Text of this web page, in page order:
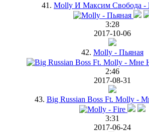
41. Molly И Максим Свобода -
3:28
2017-10-06
42. Molly - Пьяная
2:46
2017-08-31
43. Big Russian Boss Ft. Molly -
3:31
2017-06-24